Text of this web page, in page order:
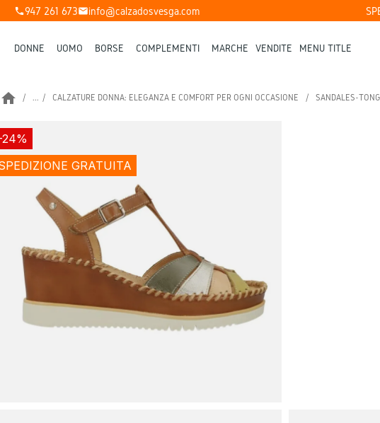
phone947 261 673mailinfo@calzadosvesga.com
DONNE UOMO BORSE COMPLEMENTI MARCHE VENDITE MENU TITLE
home ... CALZATURE DONNA: ELEGANZA E COMFORT PER OGNI OCCASIONE SANDALES-
GRATUITA